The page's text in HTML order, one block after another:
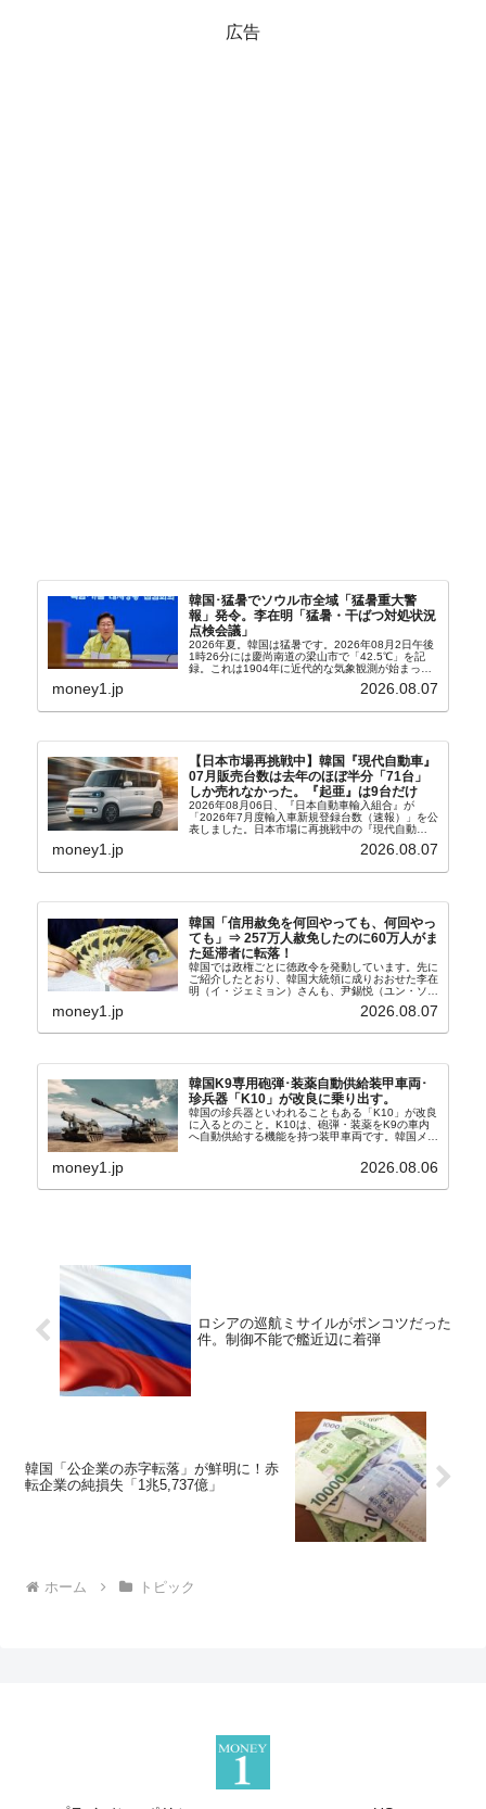
広告
韓国･猛暑でソウル市全域「猛暑重大警
報」発令。李在明「猛暑・干ばつ対処状況
点検会議」
2026年夏。韓国は猛暑です。2026年08月2日午後
1時26分には慶尚南道の梁山市で「42.5℃」を記
録。これは1904年に近代的な気象観測が始まって
ウル市全域への「猛暑重大警報」が発令され...
money1.jp 2026.08.07
【日本市場再挑戦中】韓国『現代自動車』
07月販売台数は去年のほぼ半分「71台」
しか売れなかった。『起亜』は9台だけ
2026年08月06日、『日本自動車輸入組合』が
「2026年7月度輸入車新規登録台数（速報）」を公
表しました。日本市場に再挑戦中の『現代自動
車』、また日本市場を攻略したい『BYD』の販売
台数はこの中に捉えられているはずです。先月から
money1.jp 2026.08.07
韓国「信用赦免を何回やっても、何回やっ
ても」⇒ 257万人赦免したのに60万人がま
た延滞者に転落！
韓国では政権ごとに徳政令を発動しています。先に
ご紹介したとおり、韓国大統領に成りおおせた李在
明（イ・ジェミョン）さんも、尹錫悦（ユン・ソギ
バンクにして不良債権の買い取りを行い、分割償還
money1.jp 2026.08.07
韓国K9専用砲弾･装薬自動供給装甲車両･
珍兵器「K10」が改良に乗り出す。
韓国の珍兵器といわれることもある「K10」が改良
に入るとのこと。K10は、砲弾・装薬をK9の車内
へ自動供給する機能を持つ装甲車両です。韓国メデ
から以下に一部を引きます。2005年に初めて...
money1.jp 2026.08.06
ロシアの巡航ミサイルがポンコツだった
件。制御不能で艦近辺に着弾
韓国「公企業の赤字転落」が鮮明に！赤
転企業の純損失「1兆5,737億」
ホーム トピック